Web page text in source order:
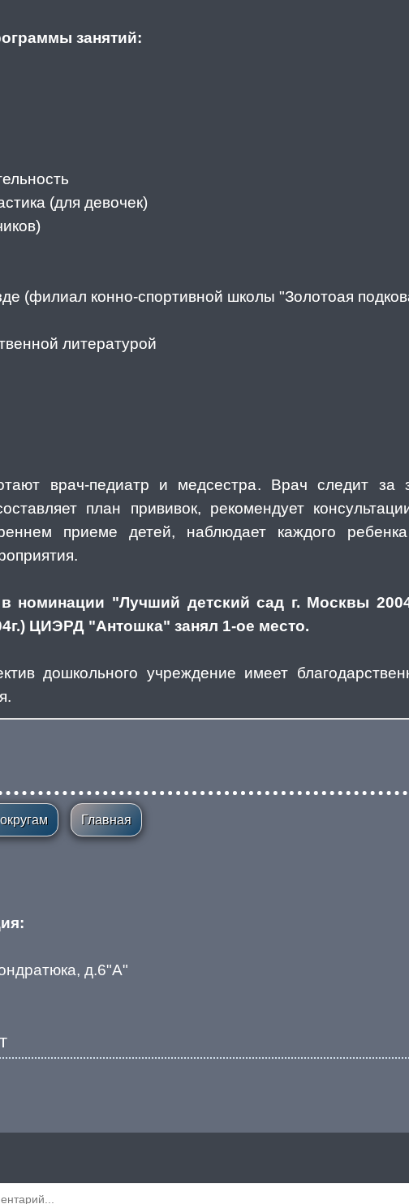
занятий:
(для девочек)
(филиал конно-спортивной школы "Золотоая
литературой
врач-педиатр и медсестра. Врач следит за
план прививок, рекомендует
приеме детей, наблюдает каждого
в номинации "Лучший детский сад г. Москвы
ЦИЭРД "Антошка" занял 1-ое место.
дошкольного учреждение имеет
Главная
д.6"А"